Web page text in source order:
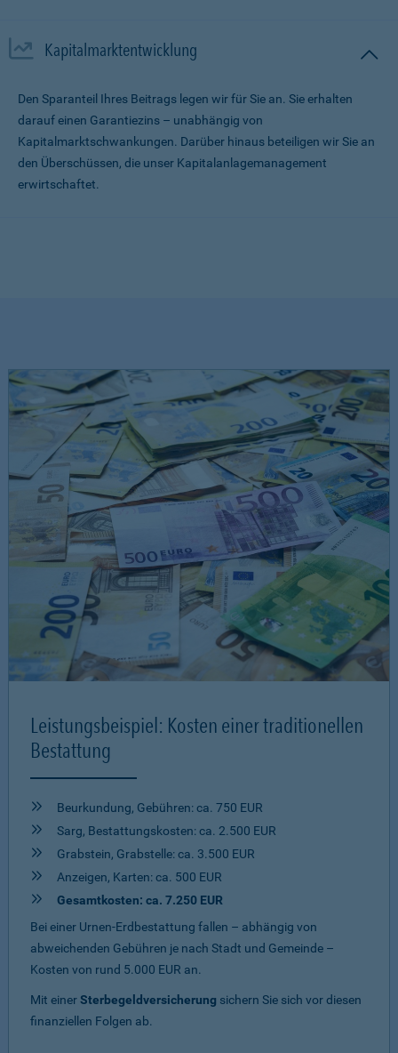
Kapitalmarktentwicklung
Den Sparanteil Ihres Beitrags legen wir für Sie an. Sie erhalten
darauf einen Garantiezins – unabhängig von
Kapitalmarktschwankungen. Darüber hinaus beteiligen wir Sie an
den Überschüssen, die unser Kapitalanlagemanagement
erwirtschaftet.
Leistungsbeispiel: Kosten einer traditionellen
Bestattung
Beurkundung, Gebühren: ca. 750 EUR
Sarg, Bestattungskosten: ca. 2.500 EUR
Grabstein, Grabstelle: ca. 3.500 EUR
Anzeigen, Karten: ca. 500 EUR
Gesamtkosten: ca. 7.250 EUR
Bei einer Urnen-Erdbestattung fallen – abhängig von
abweichenden Gebühren je nach Stadt und Gemeinde –
Kosten von rund 5.000 EUR an.
Mit einerSterbegeldversicherung sichern Sie sich vor diesen
finanziellen Folgen ab.